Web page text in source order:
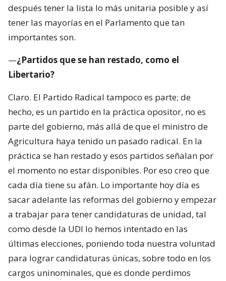
después tener la lista lo más unitaria posible y así
tener las mayorías en el Parlamento que tan
importantes son.
—¿Partidos que se han restado, como el
Libertario?
Claro. El Partido Radical tampoco es parte; de
hecho, es un partido en la práctica opositor, no es
parte del gobierno, más allá de que el ministro de
Agricultura haya tenido un pasado radical. En la
práctica se han restado y esos partidos señalan por
el momento no estar disponibles. Por eso creo que
cada día tiene su afán. Lo importante hoy día es
sacar adelante las reformas del gobierno y empezar
a trabajar para tener candidaturas de unidad, tal
como desde la UDI lo hemos intentado en las
últimas elecciones, poniendo toda nuestra voluntad
para lograr candidaturas únicas, sobre todo en los
cargos uninominales, que es donde perdimos